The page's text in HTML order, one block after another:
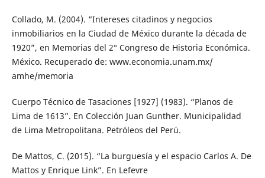
Collado, M. (2004). “Intereses citadinos y negocios
inmobiliarios en la Ciudad de México durante la década de
1920”, en Memorias del 2° Congreso de Historia Económica.
México. Recuperado de: www.economia.unam.mx/
amhe/memoria
Cuerpo Técnico de Tasaciones [1927] (1983). “Planos de
Lima de 1613”. En Colección Juan Gunther. Municipalidad
de Lima Metropolitana. Petróleos del Perú.
De Mattos, C. (2015). “La burguesía y el espacio Carlos A. De
Mattos y Enrique Link”. En Lefevre